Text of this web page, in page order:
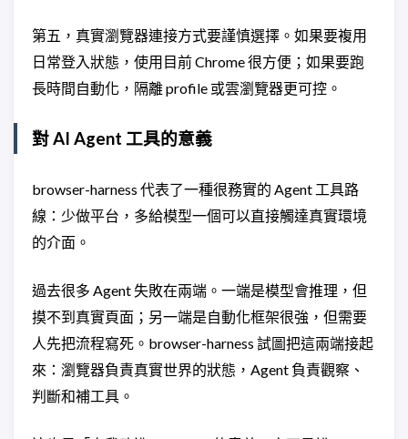
第五，真實瀏覽器連接方式要謹慎選擇。如果要複用
日常登入狀態，使用目前 Chrome 很方便；如果要跑
長時間自動化，隔離 profile 或雲瀏覽器更可控。
對 AI Agent 工具的意義
browser-harness 代表了一種很務實的 Agent 工具路
線：少做平台，多給模型一個可以直接觸達真實環境
的介面。
過去很多 Agent 失敗在兩端。一端是模型會推理，但
摸不到真實頁面；另一端是自動化框架很強，但需要
人先把流程寫死。browser-harness 試圖把這兩端接起
來：瀏覽器負責真實世界的狀態，Agent 負責觀察、
判斷和補工具。